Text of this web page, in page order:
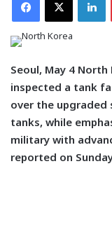
Seoul, May 4 North
inspected a tank
over the
tanks, while
military with
reported on